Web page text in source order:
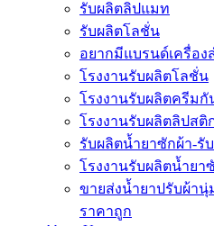
รับผลิตลิปแมท
รับผลิตโลชั่น
อยากมีแบรนด์เครื่อง
โรงงานรับผลิตโลชั่น
โรงงานรับผลิตครีมกั
โรงงานรับผลิตลิปส
รับผลิตน้ำยาซักผ้า-รั
โรงงานรับผลิตน้ำยา
ขายส่งน้ำยาปรับผ้านุ่
ราคาถูก